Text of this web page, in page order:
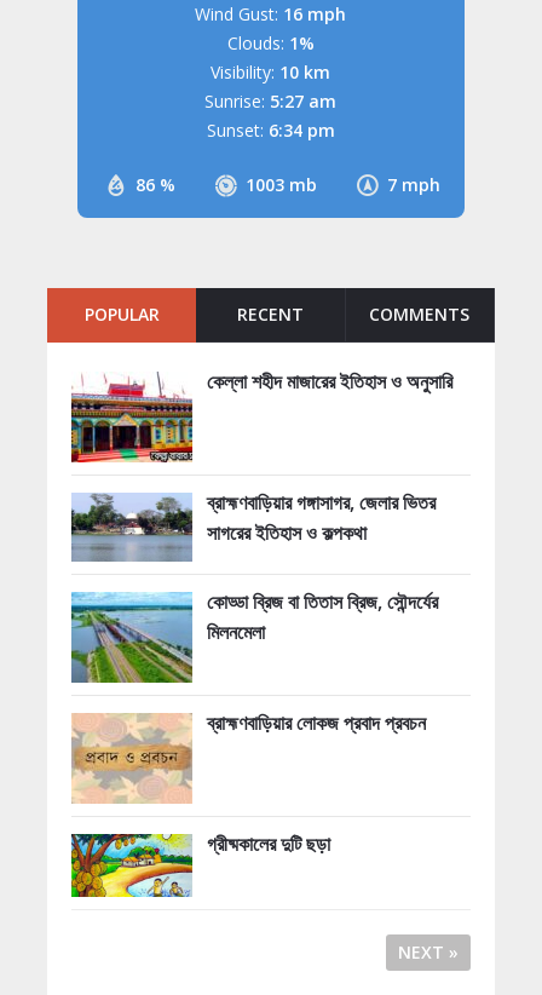
86 % 1003 mb 7 mph
Wind Gust: 16 mph
Clouds: 1%
Visibility: 10 km
Sunrise: 5:27 am
Sunset: 6:34 pm
POPULAR RECENT COMMENTS
কেল্লা শহীদ মাজারের ইতিহাস ও অনুসারি
ব্রাহ্মণবাড়িয়ার গঙ্গাসাগর, জেলার ভিতর
সাগরের ইতিহাস ও কল্পকথা
কোড্ডা ব্রিজ বা তিতাস ব্রিজ, সৌন্দর্যের
মিলনমেলা
ব্রাহ্মণবাড়িয়ার লোকজ প্রবাদ প্রবচন
গ্রীষ্মকালের দুটি ছড়া
NEXT »